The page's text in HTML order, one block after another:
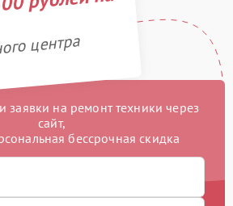
центра
на ремонт техники через
сайт,
бессрочная скидка